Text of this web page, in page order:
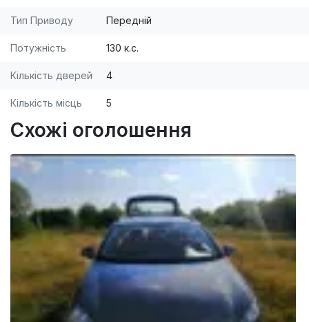
Тип Приводу Передній
Потужність 130 к.с.
Кількість дверей 4
Кількість місць 5
Схожі оголошення